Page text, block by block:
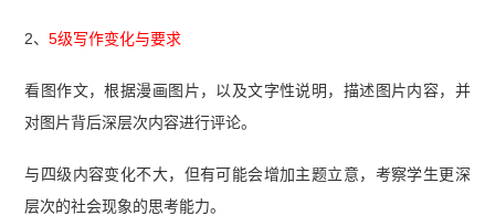
2、5级写作变化与要求
看图作文，根据漫画图片，以及文字性说明，描述图片内容，并
对图片背后深层次内容进行评论。
与四级内容变化不大，但有可能会增加主题立意，考察学生更深
层次的社会现象的思考能力。